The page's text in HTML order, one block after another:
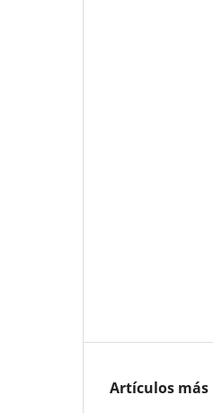
Artículos